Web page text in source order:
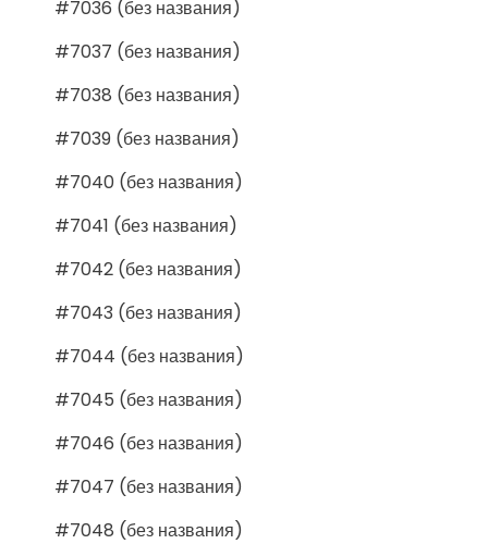
#7036 (без названия)
#7037 (без названия)
#7038 (без названия)
#7039 (без названия)
#7040 (без названия)
#7041 (без названия)
#7042 (без названия)
#7043 (без названия)
#7044 (без названия)
#7045 (без названия)
#7046 (без названия)
#7047 (без названия)
#7048 (без названия)